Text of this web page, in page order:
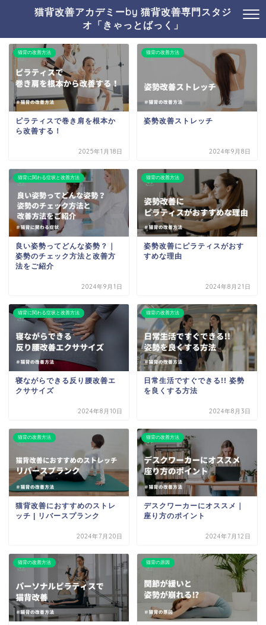
猫背改善アカデミーby 猫背改善専門スタジ
オ「きゃっとばっく」
猫背の改善方法
ピラティスで巻き肩を根本か
ら改善する！
2025年1月18日
猫背の改善方法
姿勢改善ストレッチ
2024年9月8日
猫背に関わる症状と改善方法
良い姿勢ってどんな姿勢？｜
姿勢のチェック方法と改善方
法をご紹介
2024年9月1日
猫背の改善方法
姿勢改善にピラティスがおす
すめな理由
2024年8月21日
猫背に関わる症状と改善方法
寝ながらできる反り腰改善エ
クササイズ
2024年8月10日
猫背の改善方法
日常生活ですぐできる!! 姿勢
を良くする方法
2024年8月3日
猫背の改善方法
猫背改善におすすめのストレ
ッチ | リバースプランク
2024年7月20日
猫背の改善方法
デスクワーカーにオススメ｜
座り方のポイント
2024年7月12日
猫背の改善方法 猫背の原因